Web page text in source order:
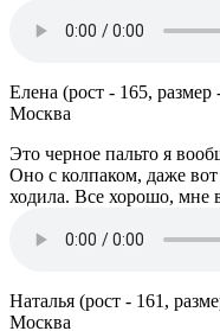
Елена (рост - 165,
Москва
Это черное пальто я
Оно с колпаком, даже
ходила. Все хорошо, мне
Наталья (рост - 161,
Москва